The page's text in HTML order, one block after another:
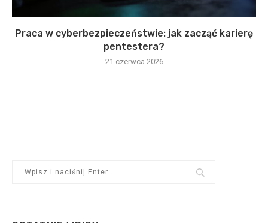
Praca w cyberbezpieczeństwie: jak zacząć karierę
pentestera?
21 czerwca 2026